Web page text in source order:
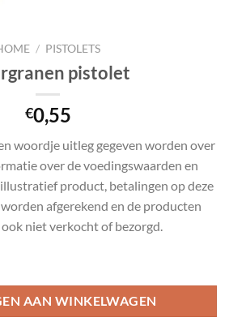
/ PISTOLETS
pistolet
€0,55
woordje uitleg gegeven worden over
over de voedingswaarden en
product, betalingen op deze
afgerekend en de producten
niet verkocht of bezorgd.
AAN WINKELWAGEN